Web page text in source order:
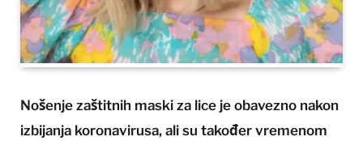
Nošenje zaštitnih maski za lice je obavezno nakon
izbijanja koronavirusa, ali su također vremenom